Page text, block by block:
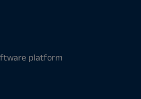
platform